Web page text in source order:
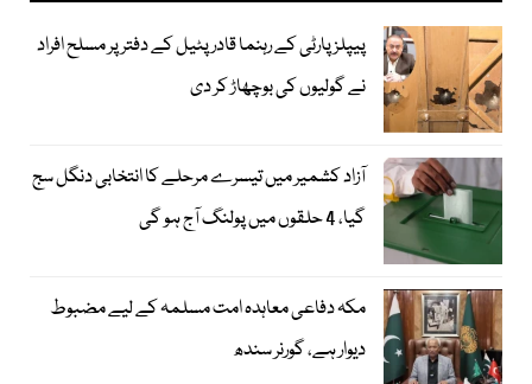
پیپلز پارٹی کے رہنما قادر پٹیل کے دفتر پر مسلح افراد
نے گولیوں کی بوچھاڑ کر دی
آزاد کشمیر میں تیسرے مرحلے کا انتخابی دنگل سج
گیا، 4 حلقوں میں پولنگ آج ہو گی
مکہ دفاعی معاہدہ امت مسلمہ کے لیے مضبوط
دیوار ہے، گورنر سندھ